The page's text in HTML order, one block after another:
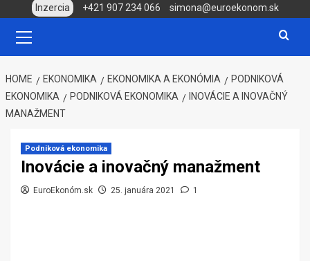
content
Inzercia +421 907 234 066
simona@euroekonom.sk
Menu
HOME EKONOMIKA EKONOMIKA A EKONÓMIA
PODNIKOVÁ
EKONOMIKA
PODNIKOVÁ EKONOMIKA
INOVÁCIE A INOVAČNÝ
MANAŽMENT
Podniková ekonomika
Inovácie a inovačný manažment
EuroEkonóm.sk 25. januára 2021 1